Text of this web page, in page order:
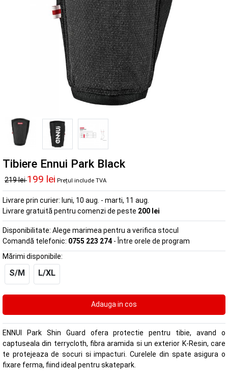
Tibiere Ennui Park Black
219 lei199 lei Prețul include TVA
Livrare prin curier: luni, 10 aug. - marti, 11 aug.
Livrare gratuită pentru comenzi de peste 200 lei
Disponibilitate: Alege marimea pentru a verifica stocul
Comandă telefonic: 0755 223 274 - Între orele de program
Mărimi disponibile:
S/M L/XL
ENNUI Park Shin Guard ofera protectie pentru tibie, avand o
captuseala din terrycloth, fibra aramida si un exterior K-Resin, care
te protejeaza de socuri si impacturi. Curelele din spate asigura o
fixare ferma, fiind ideal pentru skatepark.